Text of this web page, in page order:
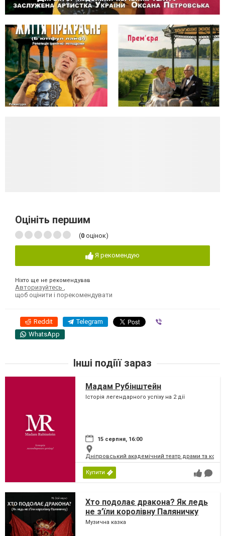
Оцініть першим
(0 оцінок)
Я рекомендую
Ніхто ще не рекомендував
Авторизуйтесь
щоб оцінити і порекомендувати
Reddit Telegram
WhatsApp
Інші подіїї зараз
Мадам Рубінштейн
Історія легендарного успіху на 2 дії
15 серпня, 16:00
Дніпровський академічний театр драми та
Купити
Хто подолає дракона? Як ледь
не з’їли королівну Паляничку
Музична казка